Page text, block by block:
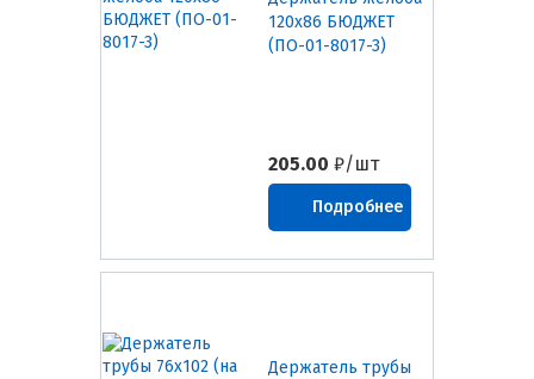
120х86 БЮДЖЕТ
(ПО-01-8017-3)
205.00 ₽/шт
Подробнее
Держатель трубы